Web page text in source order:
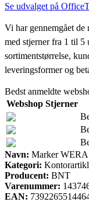
Se udvalget på
Vi har gennemgået
med stjerner fra 1 til 5
sortimentstørrelse,
leveringsformer og
Bedst anmeldte
Webshop Stjerner
Navn: Marker WERA
Kategori:
Producent: BNT
Varenummer:
EAN: